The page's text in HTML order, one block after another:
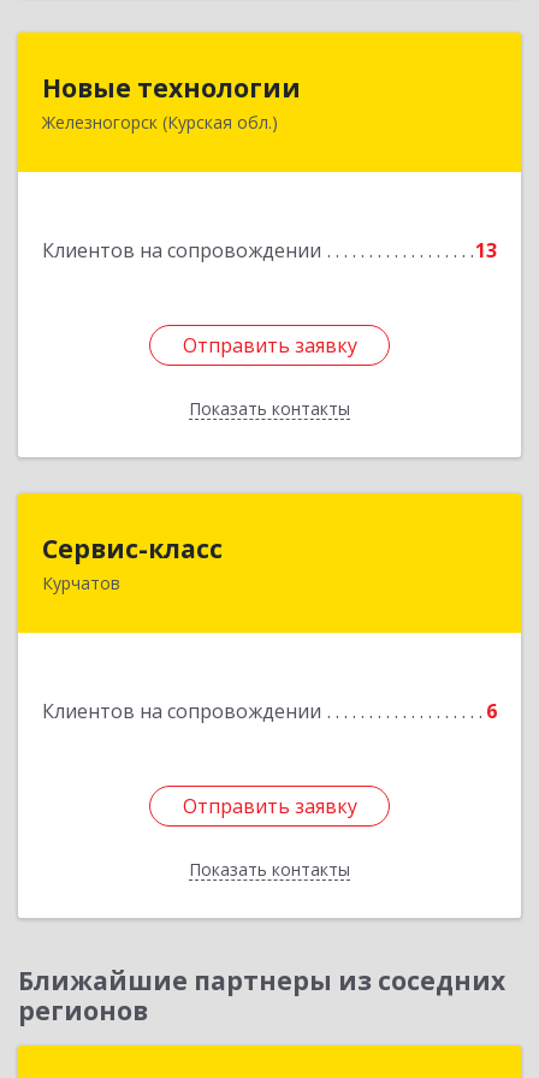
Новые технологии
Железногорск (Курская обл.)
Клиентов на сопровождении 13
Отправить заявку
Показать контакты
307170, Курская обл, Железногорский р-н,
Подробнее
Отправить заявку
Назад
Сервис-класс
Курчатов
Клиентов на сопровождении 6
Отправить заявку
Показать контакты
Подробнее
Отправить заявку
Назад
Ближайшие партнеры из соседних
регионов